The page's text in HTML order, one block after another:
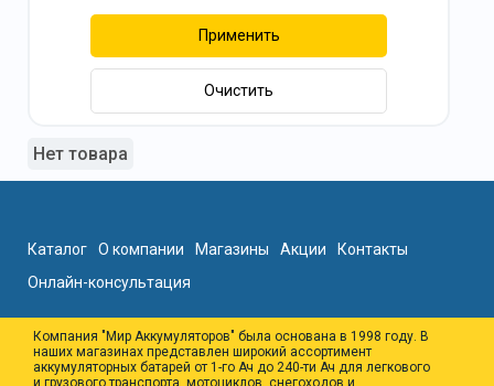
Применить
Очистить
Нет товара
Каталог О компании Магазины Акции
Контакты
Онлайн-консультация
Компания "Мир Аккумуляторов" была основана в 1998 году. В
наших магазинах представлен широкий ассортимент
аккумуляторных батарей от 1-го Ач до 240-ти Ач для легкового
и грузового транспорта, мотоциклов, снегоходов и